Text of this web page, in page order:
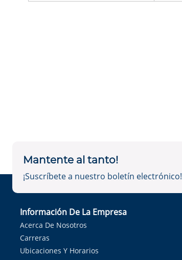
Mantente al tanto!
¡Suscríbete a nuestro boletín electrónico!
Información De La Empresa
Acerca De Nosotros
Carreras
Ubicaciones Y Horarios